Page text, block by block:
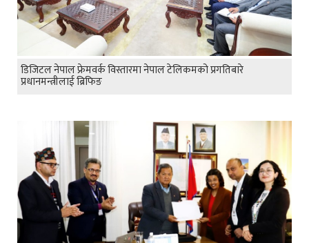
डिजिटल नेपाल फ्रेमवर्क विस्तारमा नेपाल टेलिकमको प्रगतिबारे
प्रधानमन्त्रीलाई ब्रिफिङ